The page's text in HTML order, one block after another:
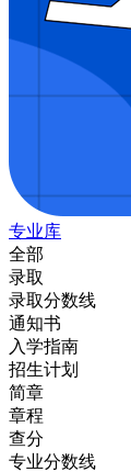
专业库
全部
录取
录取分数线
通知书
入学指南
招生计划
简章
章程
查分
专业分数线